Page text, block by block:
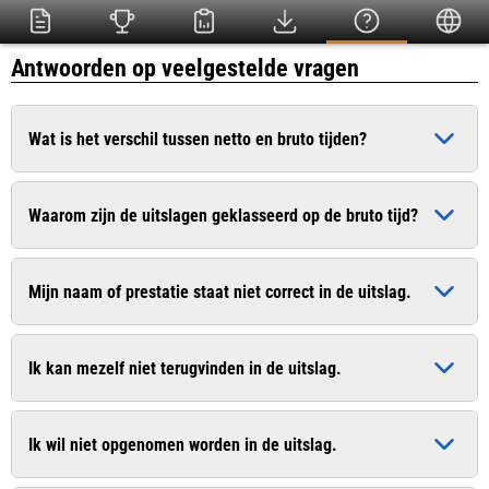
Antwoorden op veelgestelde vragen
Wat is het verschil tussen netto en bruto tijden?
De bruto tijd is de officiële tijd die ingaat op het moment dat
het startschot heeft geklonken. De netto tijd (chiptijd) is de
Waarom zijn de uitslagen geklasseerd op de bruto tijd?
Dit is conform het wedstrijdreglement van de Atletiekunie.
Bij sommige evenementen worden uitslagen van recreanten
Mijn naam of prestatie staat niet correct in de uitslag.
Geef dit door aan de organisatie. De contactgegevens vindt u
vaak op de website van de organisatie.
Ik kan mezelf niet terugvinden in de uitslag.
Geef dit door aan de organisatie. De contactgegevens vindt u
vaak op de website van de organisatie.
Ik wil niet opgenomen worden in de uitslag.